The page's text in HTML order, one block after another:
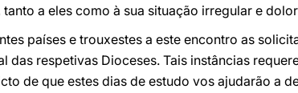
a eles como à sua situação irregular e
países e trouxestes a este encontro as
respetivas Dioceses. Tais instâncias
de que estes dias de estudo vos ajudarão a